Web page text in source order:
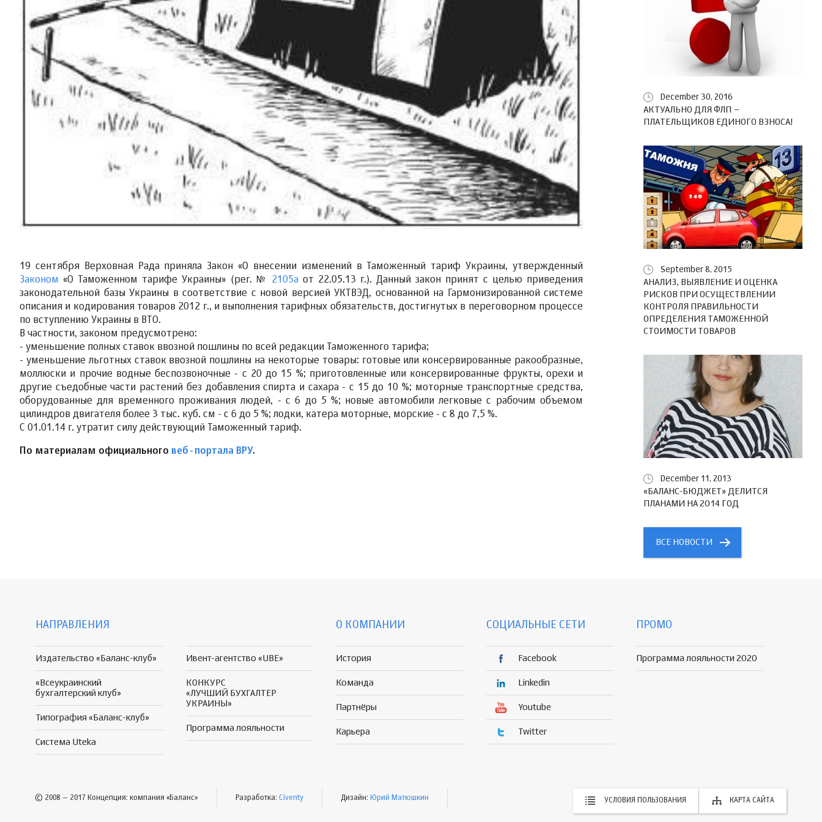
19 сентября Верховная Рада приняла Закон «О внесении изменений в Таможенный тариф Украины, утвержденный
Законом «О Таможенном тарифе Украины» (рег. № 2105а от 22.05.13 г.). Данный закон принят с целью приведения
законодательной базы Украины в соответствие с новой версией УКТВЭД, основанной на Гармонизированной системе
описания и кодирования товаров 2012 г., и выполнения тарифных обязательств, достигнутых в переговорном процессе
по вступлению Украины в ВТО.
В частности, законом предусмотрено:
- уменьшение полных ставок ввозной пошлины по всей редакции Таможенного тарифа;
- уменьшение льготных ставок ввозной пошлины на некоторые товары: готовые или консервированные ракообразные,
моллюски и прочие водные беспозвоночные - с 20 до 15 %; приготовленные или консервированные фрукты, орехи и
другие съедобные части растений без добавления спирта и сахара - с 15 до 10 %; моторные транспортные средства,
оборудованные для временного проживания людей, - с 6 до 5 %; новые автомобили легковые с рабочим объемом
цилиндров двигателя более 3 тыс. куб. см - с 6 до 5 %; лодки, катера моторные, морские - с 8 до 7,5 %.
С 01.01.14 г. утратит силу действующий Таможенный тариф.
По материалам официального веб-портала ВРУ.
December 30, 2016
АКТУАЛЬНО ДЛЯ ФЛП –
ПЛАТЕЛЬЩИКОВ ЕДИНОГО ВЗНОСА!
September 8, 2015
АНАЛИЗ, ВЫЯВЛЕНИЕ И ОЦЕНКА
РИСКОВ ПРИ ОСУЩЕСТВЛЕНИИ
КОНТРОЛЯ ПРАВИЛЬНОСТИ
ОПРЕДЕЛЕНИЯ ТАМОЖЕННОЙ
СТОИМОСТИ ТОВАРОВ
December 11, 2013
«БАЛАНС-БЮДЖЕТ» ДЕЛИТСЯ
ПЛАНАМИ НА 2014 ГОД
ВСЕ НОВОСТИ
НАПРАВЛЕНИЯ
Издательство «Баланс-клуб»
«Всеукраинский
бухгалтерский клуб»
Типография «Баланс-клуб»
Система Uteka
Ивент-агентство «UBE»
КОНКУРС
«ЛУЧШИЙ БУХГАЛТЕР
УКРАИНЫ»
Программа лояльности
О КОМПАНИИ
История
Команда
Партнёры
Карьера
СОЦИАЛЬНЫЕ СЕТИ
Facebook
Linkedin
Youtube
Twitter
ПРОМО
Программа лояльности 2020
© 2008 – 2017 Концепция: компания «Баланс» Разработка: Civenty Дизайн: Юрий Матюшкин УСЛОВИЯ ПОЛЬЗОВАНИЯ КАРТА САЙТА